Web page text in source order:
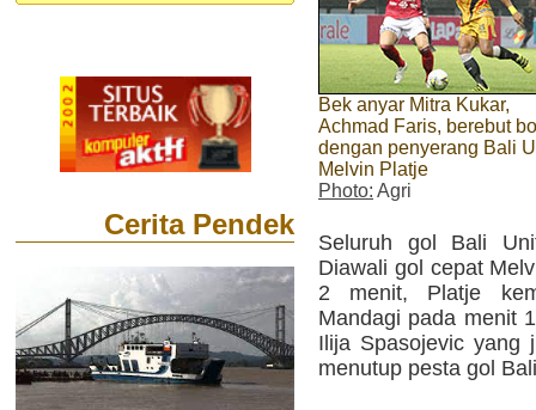
Cerita Pendek
Bek anyar Mitra Kukar,
Achmad Faris, berebut
dengan penyerang Bali
Melvin Platje
Photo: Agri
Seluruh gol Bali
Diawali gol cepat
2 menit, Platje
Mandagi pada menit
Ilija Spasojevic yang
menutup pesta gol